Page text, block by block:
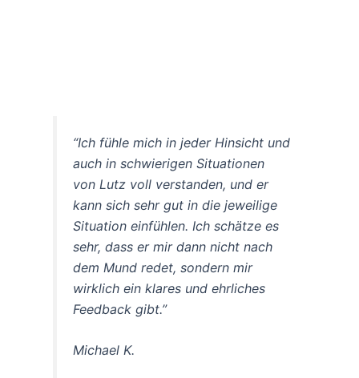
“Ich fühle mich in jeder Hinsicht und
auch in schwierigen Situationen
von Lutz voll verstanden, und er
kann sich sehr gut in die jeweilige
Situation einfühlen. Ich schätze es
sehr, dass er mir dann nicht nach
dem Mund redet, sondern mir
wirklich ein klares und ehrliches
Feedback gibt.”
Michael K.